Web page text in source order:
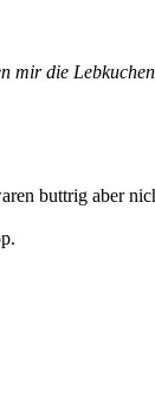
mir die
buttrig aber